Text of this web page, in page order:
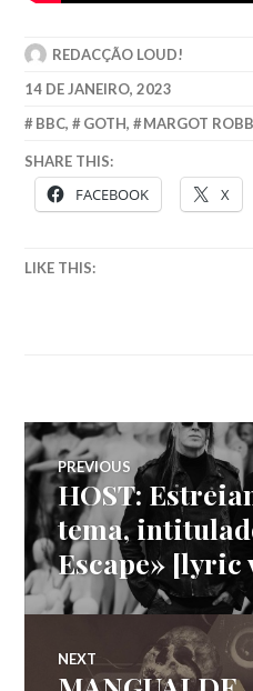
REDACÇÃO LOUD!
14 DE JANEIRO, 2023
BBC, GOTH, MARGOT
SHARE THIS:
FACEBOOK X
LIKE THIS:
Navegação
de
artigos
PREVIOUS
Previous
post:
HOST:
tema,
Escape» [lyric
NEXT
Next